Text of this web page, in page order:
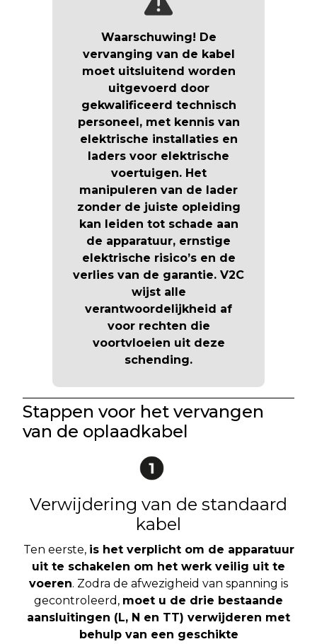
Waarschuwing! De
vervanging van de kabel
moet uitsluitend worden
uitgevoerd door
gekwalificeerd technisch
personeel, met kennis van
elektrische installaties en
laders voor elektrische
voertuigen. Het
manipuleren van de lader
zonder de juiste opleiding
kan leiden tot schade aan
de apparatuur, ernstige
elektrische risico’s en de
verlies van de garantie. V2C
wijst alle
verantwoordelijkheid af
voor rechten die
voortvloeien uit deze
schending.
Stappen voor het vervangen
van de oplaadkabel
Verwijdering van de standaard
kabel
Ten eerste, is het verplicht om de apparatuur
uit te schakelen om het werk veilig uit te
voeren. Zodra de afwezigheid van spanning is
gecontroleerd, moet u de drie bestaande
aansluitingen (L, N en TT) verwijderen met
behulp van een geschikte